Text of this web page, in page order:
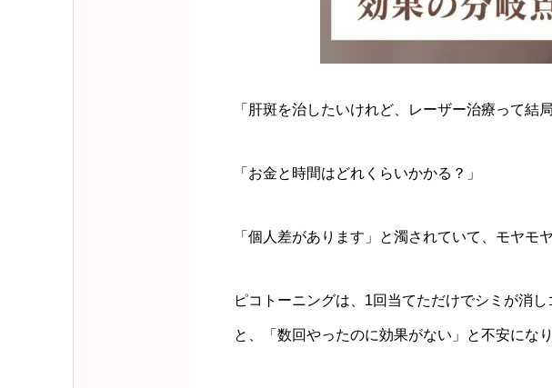
「肝斑を治したいけれど、レーザー治療って結
「お金と時間はどれくらいかかる？」
「個人差があります」と濁されていて、モヤモ
ピコトーニングは、1回当てただけでシミが消
と、「数回やったのに効果がない」と不安にな